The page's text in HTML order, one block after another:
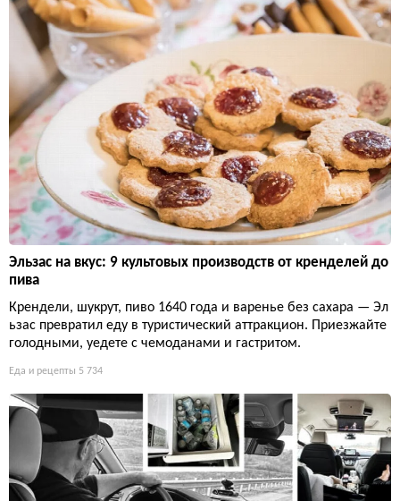
Эльзас на вкус: 9 культовых производств от кренделей до
пива
Крендели, шукрут, пиво 1640 года и варенье без сахара — Эл
ьзас превратил еду в туристический аттракцион. Приезжайте
голодными, уедете с чемоданами и гастритом.
Еда и рецепты 5 734